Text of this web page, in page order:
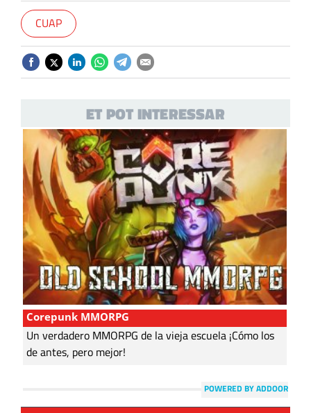
CUAP
ET POT INTERESSAR
Corepunk MMORPG
Un verdadero MMORPG de la vieja escuela ¡Cómo los
de antes, pero mejor!
POWERED BY ADDOOR